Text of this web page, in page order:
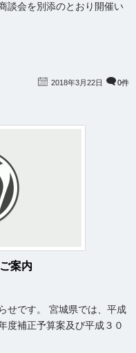
談会を別添のとおり開催い
2018年3月22日 0件
案内
せです。 宮城県では、平成
度補正予算案及び平成３０